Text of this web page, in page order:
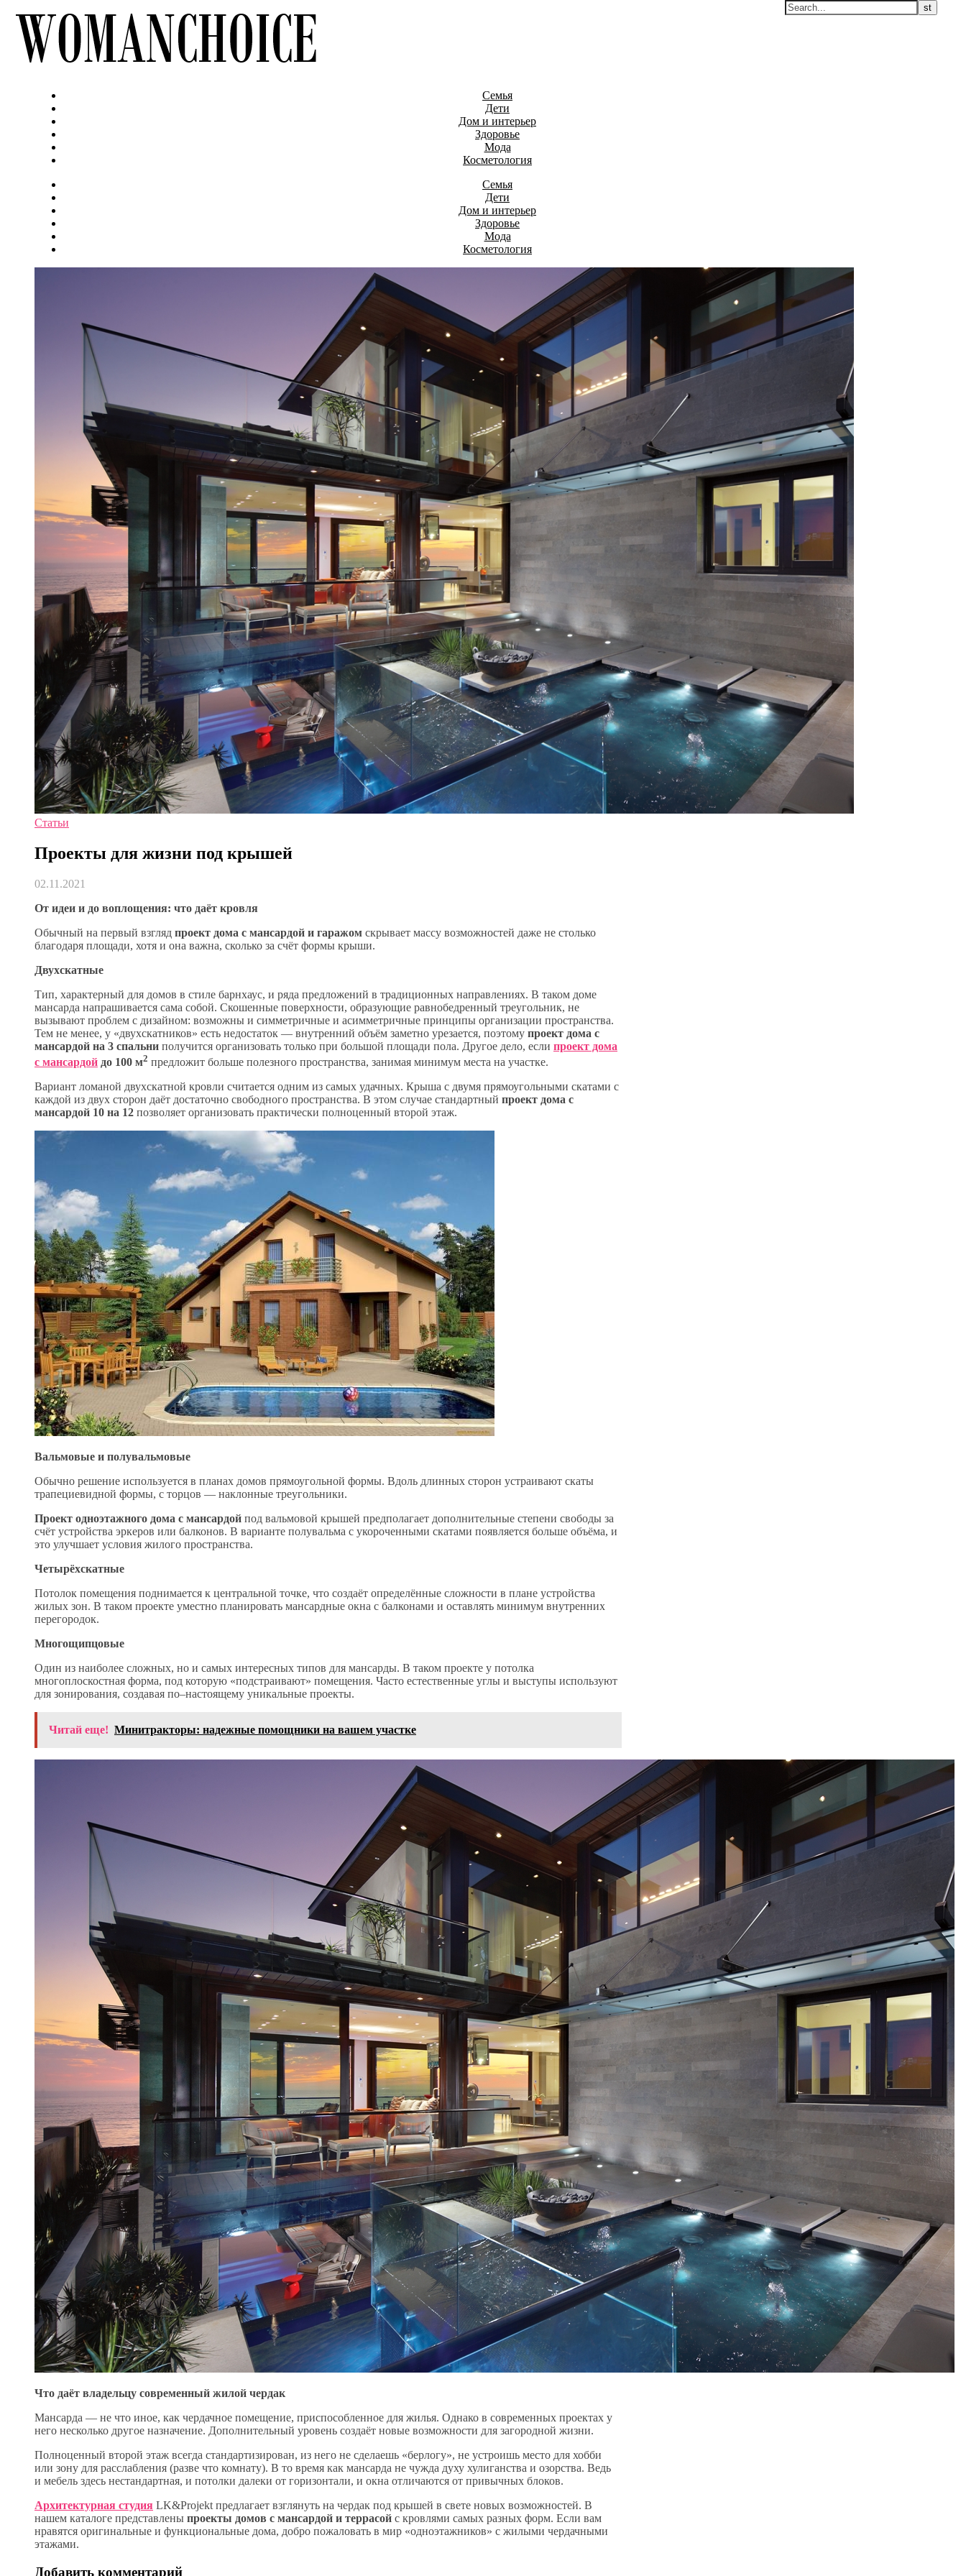
Семья
Дети
Дом и интерьер
Здоровье
Мода
Косметология
Семья
Дети
Дом и интерьер
Здоровье
Мода
Косметология
Статьи
Проекты для жизни под крышей
02.11.2021
От идеи и до воплощения: что даёт кровля
Обычный на первый взгляд проект дома с мансардой и гаражом скрывает массу возможностей даже не столько
благодаря площади, хотя и она важна, сколько за счёт формы крыши.
Двухскатные
Тип, характерный для домов в стиле барнхаус, и ряда предложений в традиционных направлениях. В таком доме
мансарда напрашивается сама собой. Скошенные поверхности, образующие равнобедренный треугольник, не
вызывают проблем с дизайном: возможны и симметричные и асимметричные принципы организации пространства.
Тем не менее, у «двухскатников» есть недостаток — внутренний объём заметно урезается, поэтому проект дома с
мансардой на 3 спальни получится организовать только при большой площади пола. Другое дело, если проект дома
с мансардой до 100 м2 предложит больше полезного пространства, занимая минимум места на участке.
Вариант ломаной двухскатной кровли считается одним из самых удачных. Крыша с двумя прямоугольными скатами с
каждой из двух сторон даёт достаточно свободного пространства. В этом случае стандартный проект дома с
мансардой 10 на 12 позволяет организовать практически полноценный второй этаж.
Вальмовые и полувальмовые
Обычно решение используется в планах домов прямоугольной формы. Вдоль длинных сторон устраивают скаты
трапециевидной формы, с торцов — наклонные треугольники.
Проект одноэтажного дома с мансардой под вальмовой крышей предполагает дополнительные степени свободы за
счёт устройства эркеров или балконов. В варианте полувальма с укороченными скатами появляется больше объёма, и
это улучшает условия жилого пространства.
Четырёхскатные
Потолок помещения поднимается к центральной точке, что создаёт определённые сложности в плане устройства
жилых зон. В таком проекте уместно планировать мансардные окна с балконами и оставлять минимум внутренних
перегородок.
Многощипцовые
Один из наиболее сложных, но и самых интересных типов для мансарды. В таком проекте у потолка
многоплоскостная форма, под которую «подстраивают» помещения. Часто естественные углы и выступы используют
для зонирования, создавая по–настоящему уникальные проекты.
Читай еще! Минитракторы: надежные помощники на вашем участке
Что даёт владельцу современный жилой чердак
Мансарда — не что иное, как чердачное помещение, приспособленное для жилья. Однако в современных проектах у
него несколько другое назначение. Дополнительный уровень создаёт новые возможности для загородной жизни.
Полноценный второй этаж всегда стандартизирован, из него не сделаешь «берлогу», не устроишь место для хобби
или зону для расслабления (разве что комнату). В то время как мансарда не чужда духу хулиганства и озорства. Ведь
и мебель здесь нестандартная, и потолки далеки от горизонтали, и окна отличаются от привычных блоков.
Архитектурная студия LK&Projekt предлагает взглянуть на чердак под крышей в свете новых возможностей. В
нашем каталоге представлены проекты домов с мансардой и террасой с кровлями самых разных форм. Если вам
нравятся оригинальные и функциональные дома, добро пожаловать в мир «одноэтажников» с жилыми чердачными
этажами.
Добавить комментарий